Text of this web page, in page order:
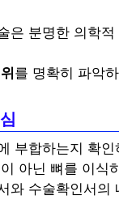
은 분명한 의학
를 명확히 파악
부합하는지 확
아닌 뼈를 이식
와 수술확인서의